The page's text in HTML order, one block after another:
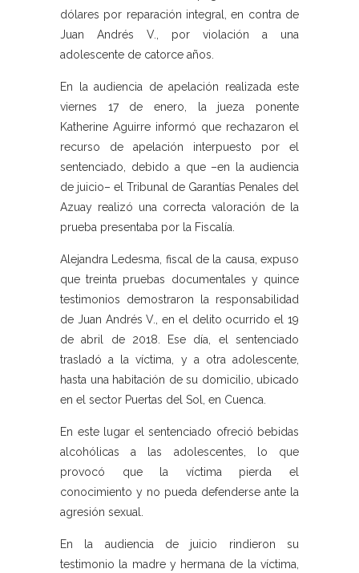
dólares por reparación integral, en contra de
Juan Andrés V., por violación a una
adolescente de catorce años.
En la audiencia de apelación realizada este
viernes 17 de enero, la jueza ponente
Katherine Aguirre informó que rechazaron el
recurso de apelación interpuesto por el
sentenciado, debido a que –en la audiencia
de juicio– el Tribunal de Garantías Penales del
Azuay realizó una correcta valoración de la
prueba presentaba por la Fiscalía.
Alejandra Ledesma, fiscal de la causa, expuso
que treinta pruebas documentales y quince
testimonios demostraron la responsabilidad
de Juan Andrés V., en el delito ocurrido el 19
de abril de 2018. Ese día, el sentenciado
trasladó a la víctima, y a otra adolescente,
hasta una habitación de su domicilio, ubicado
en el sector Puertas del Sol, en Cuenca.
En este lugar el sentenciado ofreció bebidas
alcohólicas a las adolescentes, lo que
provocó que la víctima pierda el
conocimiento y no pueda defenderse ante la
agresión sexual.
En la audiencia de juicio rindieron su
testimonio la madre y hermana de la víctima,